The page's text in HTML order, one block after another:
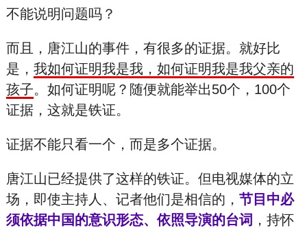
不能说明问题吗？
而且，唐江山的事件，有很多的证据。就好比
是， 我如何证明我是我，如何证明我是我父亲的
孩子。如何证明呢？随便就能举出50个，100个
证据，这就是铁证。
证据不能只看一个，而是多个证据。
唐江山已经提供了这样的铁证。但电视媒体的立
场，即使主持人、记者他们是相信的， 节目中必
须依据中国的意识形态、依照导演的台词 ，持怀